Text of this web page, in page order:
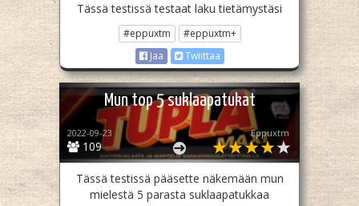
Tässä testissä testaat laku tietämystäsi
#eppuxtm
#eppuxtm+
Jaa
Twiittaa
Mun top 5 suklaapatukat
109
2022-09-23 Eppuxtm
Tässä testissä pääsette näkemään mun
mielestä 5 parasta suklaapatukkaa